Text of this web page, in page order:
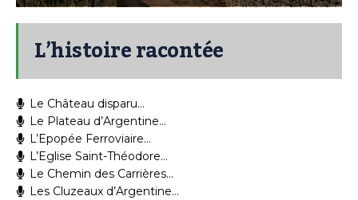
L’histoire racontée
Le Château disparu…
Le Plateau d’Argentine…
L’Epopée Ferroviaire…
L’Eglise Saint-Théodore…
Le Chemin des Carrières…
Les Cluzeaux d’Argentine…